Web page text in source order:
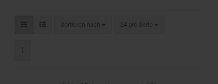
Sortieren nach 24 pro Seite
1